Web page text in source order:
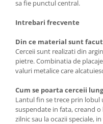
sa fie punctul central.
Intrebari frecvente
Din ce material sunt
Cerceii sunt realizati din
pietre. Combinatia de
valuri metalice care
Cum se poarta cerceii
Lantul fin se trece prin lobul
suspendate in fata, creand
zilnic sau la ocazii speciale,